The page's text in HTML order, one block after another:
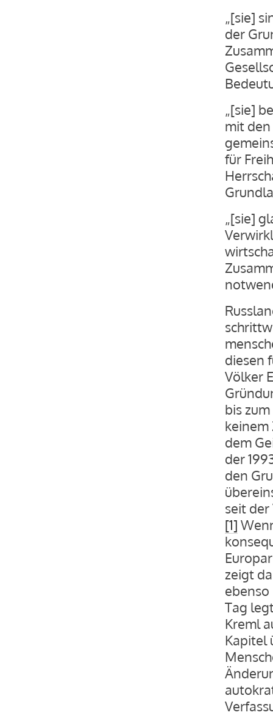
„[sie]
der
„[sie]
mit
für
„[sie]
diesen
Völker
bis
keinem
dem
der
den
seit
[1]
zeigt
ebenso
Tag
Kreml
Kapitel